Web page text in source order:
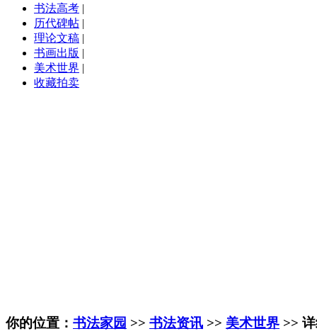
书法高考 |
历代碑帖 |
理论文稿 |
书画出版 |
美术世界 |
收藏拍卖
你的位置： 书法家园 >> 书法资讯 >> 美术世界 >>